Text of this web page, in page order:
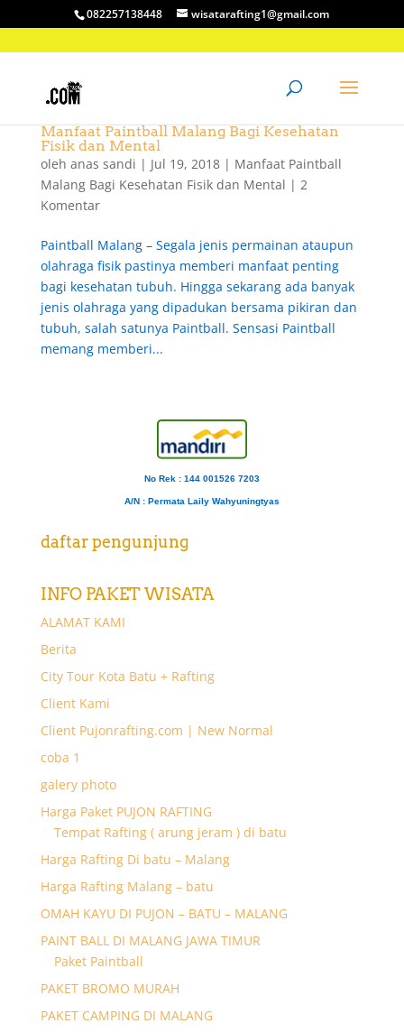
082257138448 wisatarafting1@gmail.com
Manfaat Paintball Malang Bagi Kesehatan
Fisik dan Mental
oleh anas sandi | Jul 19, 2018| Manfaat Paintball
Malang Bagi Kesehatan Fisik dan Mental | 2
Komentar
Paintball Malang – Segala jenis permainan ataupun
olahraga fisik pastinya memberi manfaat penting
bagi kesehatan tubuh. Hingga sekarang ada banyak
jenis olahraga yang dipadukan bersama pikiran dan
tubuh, salah satunya Paintball. Sensasi Paintball
memang memberi...
No Rek : 144 001526 7203
A/N : Permata Laily Wahyuningtyas
daftar pengunjung
INFO PAKET WISATA
ALAMAT KAMI
Berita
City Tour Kota Batu + Rafting
Client Kami
Client Pujonrafting.com | New Normal
coba 1
galery photo
Harga Paket PUJON RAFTING
Tempat Rafting ( arung jeram ) di batu
Harga Rafting Di batu – Malang
Harga Rafting Malang – batu
OMAH KAYU DI PUJON – BATU – MALANG
PAINT BALL DI MALANG JAWA TIMUR
Paket Paintball
PAKET BROMO MURAH
PAKET CAMPING DI MALANG